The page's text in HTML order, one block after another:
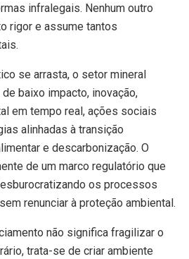
infralegais. Nenhum outro
rigor e assume tantos
se arrasta, o setor mineral
baixo impacto, inovação,
em tempo real, ações sociais
alinhadas à transição
e descarbonização. O
de um marco regulatório que
os processos
renunciar à proteção ambiental.
não significa fragilizar o
trata-se de criar ambiente